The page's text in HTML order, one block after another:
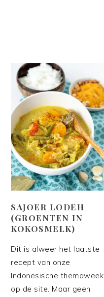
SAJOER LODEH
(GROENTEN IN
KOKOSMELK)
Dit is alweer het laatste
recept van onze
Indonesische themaweek
op de site. Maar geen